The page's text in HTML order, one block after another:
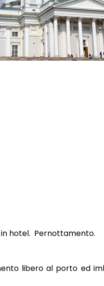
in hotel. Pernottamento.
libero al porto ed